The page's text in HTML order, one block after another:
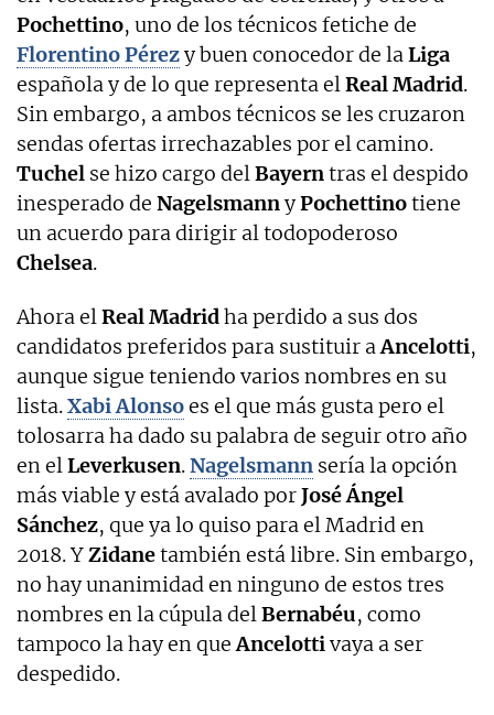
Pochettino, uno de los técnicos fetiche de
Florentino Pérezy buen conocedor de laLiga
española y de lo que representa elReal Madrid.
Sin embargo, a ambos técnicos se les cruzaron
sendas ofertas irrechazables por el camino.
Tuchel se hizo cargo delBayerntras el despido
inesperado de NagelsmannyPochettinotiene
un acuerdo para dirigir al todopoderoso
Chelsea.
Ahora elReal Madridha perdido a sus dos
candidatos preferidos para sustituir aAncelotti,
aunque sigue teniendo varios nombres en su
lista.Xabi Alonsoes el que más gusta pero el
tolosarra ha dado su palabra de seguir otro año
en elLeverkusen.Nagelsmann sería la opción
más viable y está avalado porJosé Ángel
Sánchez, que ya lo quiso para el Madrid en
2018. YZidanetambién está libre. Sin embargo,
no hay unanimidad en ninguno de estos tres
nombres en la cúpula delBernabéu, como
tampoco la hay en queAncelottivaya a ser
despedido.